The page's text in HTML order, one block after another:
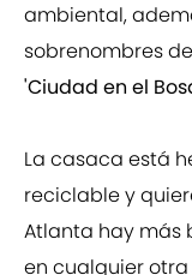
ambiental,
sobrenombres
'Ciudad en el
La casaca está
reciclable y
Atlanta hay más
en cualquier